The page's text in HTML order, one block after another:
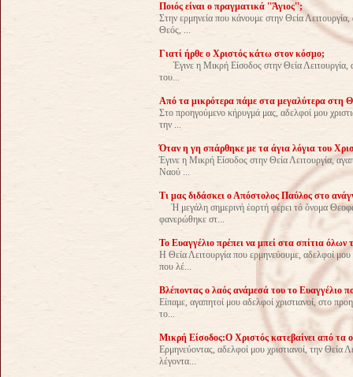
Ποιός είναι ο πραγματικά ''Άγιος'';
Στην ερμηνεία που κάνουμε στην Θεία
Θεός, ...
Γιατί ήρθε ο Χριστός κάτω στον κόσμο;
Έγινε η Μικρή Είσοδος στην Θεία Λειτουργία,
του...
Από τα μικρότερα πάμε στα μεγαλύτερα στη
Στο προηγούμενο κήρυγμά μας, αδελφοί μου
την ...
Όταν η γη σπάρθηκε με τα άγια λόγια του
Έγινε η Μικρή Είσοδος στην Θεία Λειτουργία,
Ναού ...
Tι μας διδάσκει ο Απόστολος Παύλος στο
Ἡ μεγάλη σημερινή ἑορτή φέρει τό ὄνομα
φανερώθηκε στ...
Το Ευαγγέλιο πρέπει να μπεί στα σπίτια όλων
Η Θεία Λειτουργία που ερμηνεύουμε, αδελφοί μου
που λέ...
Βλέποντας ο λαός ανάμεσά του το Ευαγγέλιο
Είπαμε, αγαπητοί μου αδελφοί χριστιανοί, στο
το...
Μικρή Είσοδος:Ο Χριστός κατεβαίνει από τα
Ερμηνεύοντας, αδελφοί μου χριστιανοί, την Θεία
λέγοντα...